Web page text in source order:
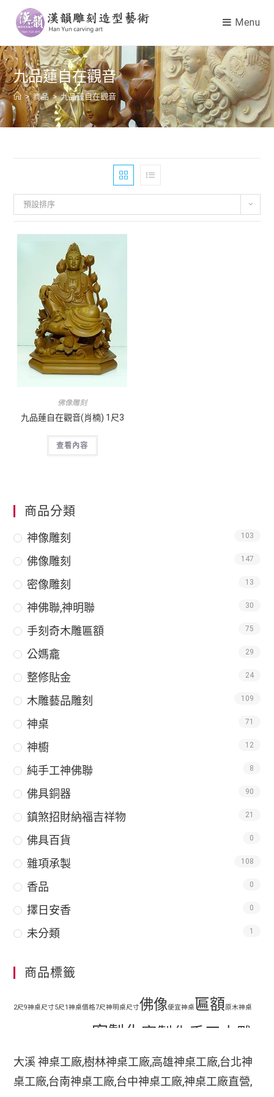
Menu
九品蓮自在觀音
> 商品 > 九品蓮自在觀音
預設排序
佛像雕刻
九品蓮自在觀音(肖楠) 1尺3
查看內容
商品分類
神像雕刻 103
佛像雕刻 147
密像雕刻 13
神佛聯,神明聯 30
手刻奇木雕匾額 75
公媽龕 29
整修貼金 24
木雕藝品雕刻 109
神桌 71
神櫥 12
純手工神佛聯 8
佛具銅器 90
鎮煞招財納福吉祥物 21
佛具百貨 0
雜項承製 108
香品 0
擇日安香 0
未分類 1
商品標籤
2尺9神桌尺寸5尺1神桌價格7尺神明桌尺寸佛像便宜神桌匾額原木神桌
客製化 客製化手工木雕
匾額客製化手工雕刻匾額客製化整修貼金彩
手工木
大溪 神桌工廠,樹林神桌工廠,高雄神桌工廠,台北神
桌工廠,台南神桌工廠,台中神桌工廠,神桌工廠直營,